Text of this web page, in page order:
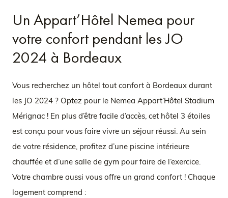
Un Appart’Hôtel Nemea pour
votre confort pendant les JO
2024 à Bordeaux
Vous recherchez un hôtel tout confort à Bordeaux durant
les JO 2024 ? Optez pour le Nemea Appart’Hôtel Stadium
Mérignac ! En plus d’être facile d’accès, cet hôtel 3 étoiles
est conçu pour vous faire vivre un séjour réussi. Au sein
de votre résidence, profitez d’une piscine intérieure
chauffée et d’une salle de gym pour faire de l’exercice.
Votre chambre aussi vous offre un grand confort ! Chaque
logement comprend :